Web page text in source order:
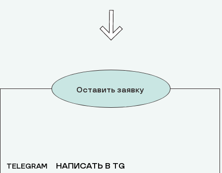
Оставить заявку
TELEGRAM НАПИСАТЬ В TG